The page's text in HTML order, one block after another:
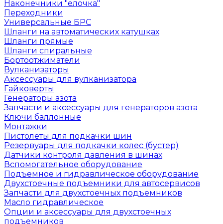
Наконечники "елочка"
Переходники
Универсальные БРС
Шланги на автоматических катушках
Шланги прямые
Шланги спиральные
Бортоотжиматели
Вулканизаторы
Аксессуары для вулканизатора
Гайковерты
Генераторы азота
Запчасти и аксессуары для генераторов азота
Ключи баллонные
Монтажки
Пистолеты для подкачки шин
Резервуары для подкачки колес (бустер)
Датчики контроля давления в шинах
Вспомогательное оборудование
Подъемное и гидравлическое оборудование
Двухстоечные подъемники для автосервисов
Запчасти для двухстоечных подъемников
Масло гидравлическое
Опции и аксессуары для двухстоечных
подъемников